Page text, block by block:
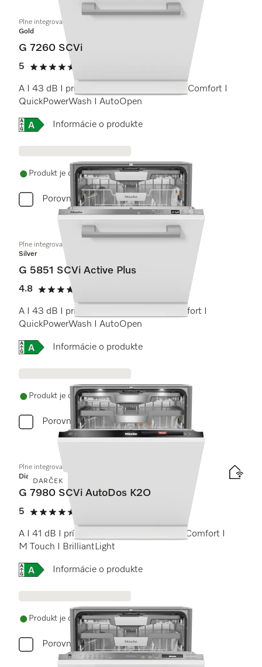
Plne integrovaná umývačka riadu
Gold
G 7260 SCVi
5
5 / 5
A I 43 dB I príborová zásuvka I koše ExtraComfort I
QuickPowerWash I AutoOpen
Online Label Flag, Energetický štítok
Informácie o produkte
Produkt je dostupný
Porovnať
Plne integrovaná umývačka riadu
Silver
G 5851 SCVi Active Plus
4.8
4.8 / 5
A I 43 dB I príborová zásuvka I koše Comfort I
QuickPowerWash I AutoOpen
Online Label Flag, Energetický štítok
Informácie o produkte
Produkt je dostupný
Porovnať
DARČEK
Plne integrovaná umývačka riadu
Diamond
G 7980 SCVi AutoDos K2O
5
5 / 5
A I 41 dB I príborová zásuvka I koše MaxiComfort I
M Touch I BrilliantLight
Online Label Flag, Energetický štítok
Informácie o produkte
Produkt je dostupný
Porovnať